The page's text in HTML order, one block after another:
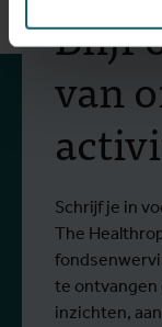
Blijf
van
Schrijf je in
The
te ontvangen
inzichten,